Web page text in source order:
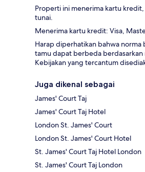
Properti ini menerima kartu
tunai.
Menerima kartu kredit: Visa,
Harap diperhatikan bahwa norma
tamu dapat berbeda
Kebijakan yang tercantum
Juga dikenal sebagai
James' Court Taj
James' Court Taj Hotel
London St. James' Court
London St. James' Court Hotel
St. James' Court Taj Hotel London
St. James' Court Taj London